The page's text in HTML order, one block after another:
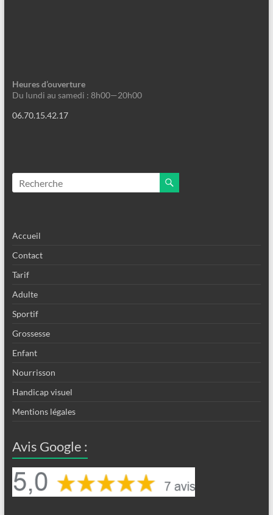
Heures d’ouverture
Du lundi au samedi : 8h00—20h00
06.70.15.42.17
Accueil
Contact
Tarif
Adulte
Sportif
Grossesse
Enfant
Nourrisson
Handicap visuel
Mentions légales
Avis Google :